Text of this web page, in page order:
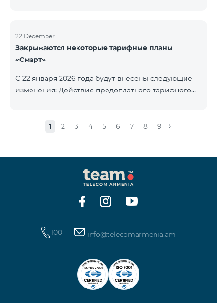
22 December
Закрываются некоторые тарифные планы
«Смарт»
С 22 января 2026 года будут внесены следующие
изменения: Действие предоплатного тарифного
на тарифный план «BeFree 5000 unlimit», который
500 SMS, 200 МБ в роуминге, 60 TV каналов.
Ежемесячная абонентская плата за тарифный план
«BeFree 5000 unlimit» составляет 5000 драм.
Действие предоплатного тарифного плана «Смарт
1 2 3 4 5 6 7 8 9
100 info@telecomarmenia.am